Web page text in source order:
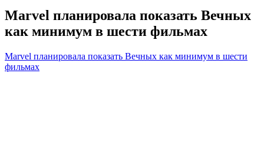
Marvel планировала показать Вечных
как минимум в шести фильмах
Marvel планировала показать Вечных как минимум в шести
фильмах